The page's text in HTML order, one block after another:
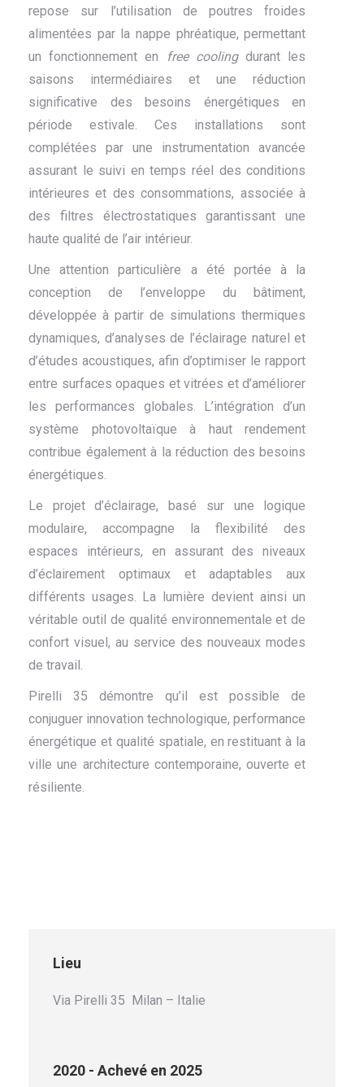
repose sur l’utilisation de poutres froides
alimentées par la nappe phréatique, permettant
un fonctionnement en
free coolingdurant les
saisons intermédiaires et une réduction
significative des besoins énergétiques en
période estivale. Ces installations sont
complétées par une instrumentation avancée
assurant le suivi en temps réel des conditions
intérieures et des consommations, associée à
des filtres électrostatiques garantissant une
haute qualité de l’air intérieur.
Une attention particulière a été portée à la
conception de l’enveloppe du bâtiment,
développée à partir de simulations thermiques
dynamiques, d’analyses de l’éclairage naturel et
d’études acoustiques, afin d’optimiser le rapport
entre surfaces opaques et vitrées et d’améliorer
les performances globales. L’intégration d’un
système photovoltaïque à haut rendement
contribue également à la réduction des besoins
énergétiques.
Le projet d’éclairage, basé sur une logique
modulaire, accompagne la flexibilité des
espaces intérieurs, en assurant des niveaux
d’éclairement optimaux et adaptables aux
différents usages. La lumière devient ainsi un
véritable outil de qualité environnementale et de
confort visuel, au service des nouveaux modes
de travail.
Pirelli 35 démontre qu’il est possible de
conjuguer innovation technologique, performance
énergétique et qualité spatiale, en restituant à la
ville une architecture contemporaine, ouverte et
résiliente.
Lieu
Via Pirelli 35 Milan – Italie
2020 - Achevé en 2025